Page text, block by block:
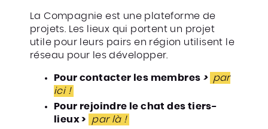
La Compagnie est une plateforme de
projets. Les lieux qui portent un projet
utile pour leurs pairs en région utilisent le
réseau pour les développer.
Pour contacter les membres >
par
ici !
Pour rejoindre le chat des tiers-
lieux >
par là !